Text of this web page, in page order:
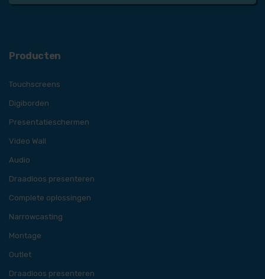
Producten
Touchscreens
Digiborden
Presentatieschermen
Video Wall
Audio
Draadloos presenteren
Complete oplossingen
Narrowcasting
Montage
Outlet
Draadloos presenteren